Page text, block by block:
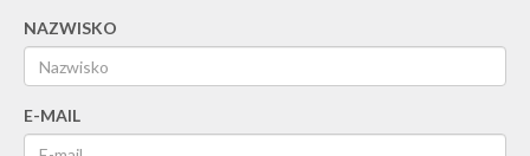
NAZWISKO
E-MAIL